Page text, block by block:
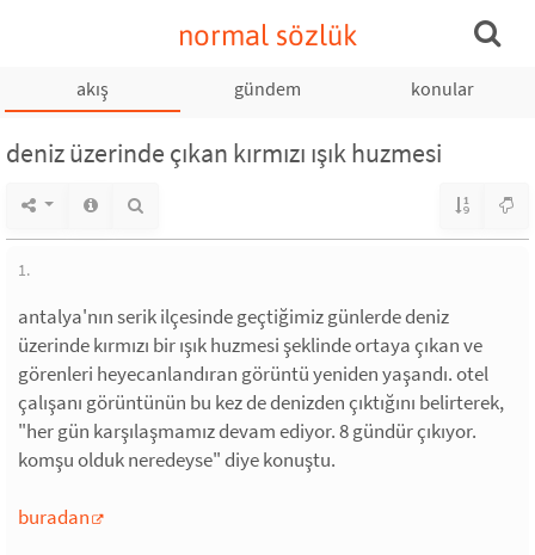
normal sözlük
akış gündem konular
deniz üzerinde çıkan kırmızı ışık huzmesi
1.
antalya'nın serik ilçesinde geçtiğimiz günlerde deniz
üzerinde kırmızı bir ışık huzmesi şeklinde ortaya çıkan ve
görenleri heyecanlandıran görüntü yeniden yaşandı. otel
çalışanı görüntünün bu kez de denizden çıktığını belirterek,
"her gün karşılaşmamız devam ediyor. 8 gündür çıkıyor.
komşu olduk neredeyse" diye konuştu.
buradan